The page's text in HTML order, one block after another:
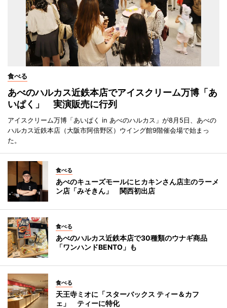
食べる
あべのハルカス近鉄本店でアイスクリーム万博「あ
いぱく」 実演販売に行列
アイスクリーム万博「あいぱく in あべのハルカス」が8月5日、あべの
ハルカス近鉄本店（大阪市阿倍野区）ウイング館9階催会場で始まっ
た。
食べる
あべのキューズモールにヒカキンさん店主のラーメ
ン店「みそきん」 関西初出店
食べる
あべのハルカス近鉄本店で30種類のウナギ商品
「ワンハンドBENTO」も
食べる
天王寺ミオに「スターバックス ティー＆カフ
ェ」 ティーに特化